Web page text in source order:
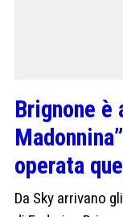
Brignone
operata
Da Sky arrivano